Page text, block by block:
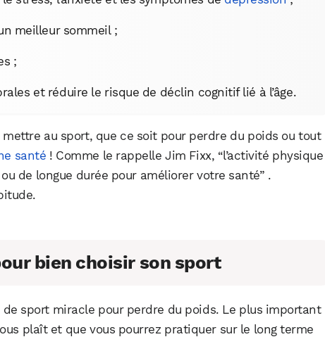
meilleur sommeil ;
;
et réduire le risque de déclin cognitif lié à l’âge.
au sport, que ce soit pour perdre du poids ou tout
santé ! Comme le rappelle Jim Fixx, “l’activité physique
ou de longue durée pour améliorer votre santé” .
bien choisir son sport
de sport miracle pour perdre du poids. Le plus important
plaît et que vous pourrez pratiquer sur le long terme